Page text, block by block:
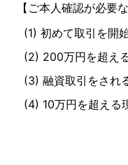
【ご本人確認が必要
初めて取引を開
200万円を超え
融資取引をされ
10万円を超える